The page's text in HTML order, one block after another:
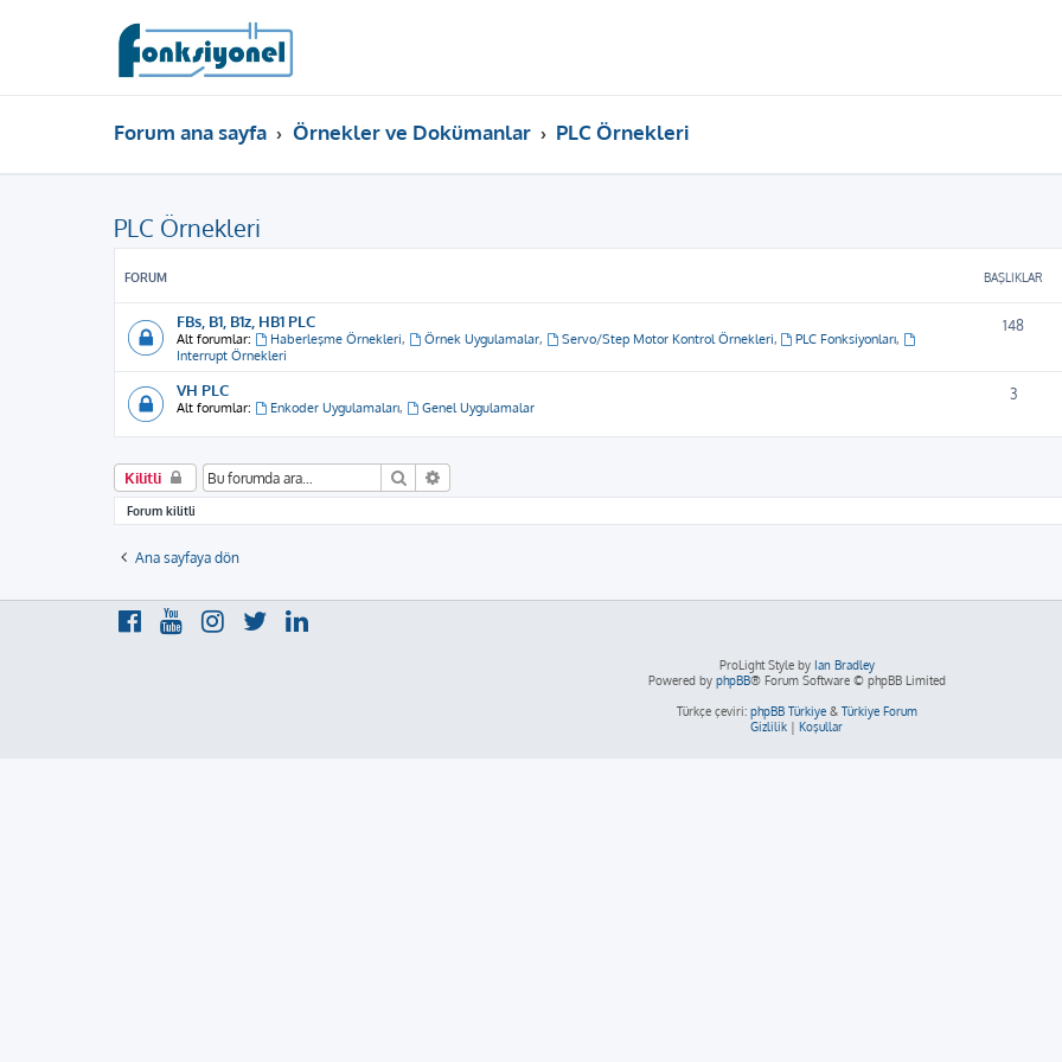
Forum ana sayfa Örnekler ve Dokümanlar PLC Örnekleri
PLC Örnekleri
FORUM BAŞLIKLAR
FBs, B1, B1z, HB1 PLC
Alt forumlar: Haberleşme Örnekleri, Örnek Uygulamalar, Servo/Step Motor Kontrol Örnekleri, PLC Fonksiyonları,
Interrupt Örnekleri
148
VH PLC
Alt forumlar: Enkoder Uygulamaları, Genel Uygulamalar
3
Kilitli Ara
Forum kilitli
Ana sayfaya dön
ProLight Style by Ian Bradley
Powered by phpBB® Forum Software © phpBB Limited
Türkçe çeviri: phpBB Türkiye& Türkiye Forum
Gizlilik | Koşullar